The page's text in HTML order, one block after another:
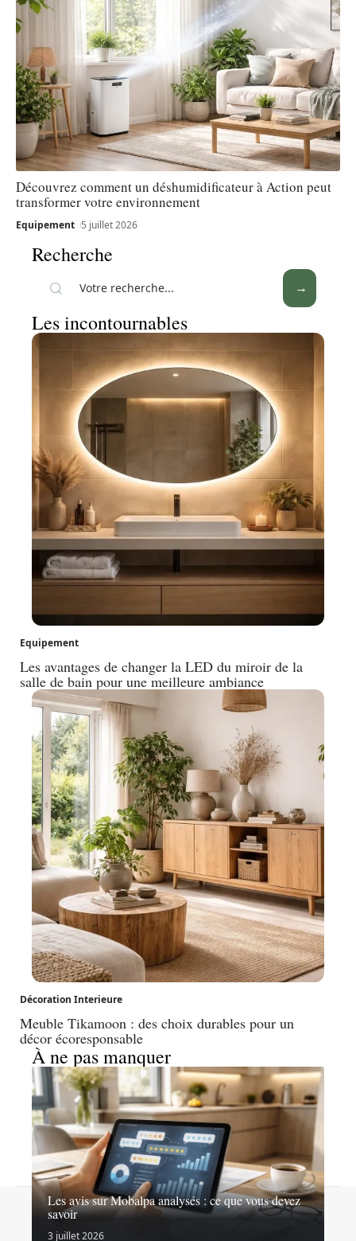
Découvrez comment un déshumidificateur à Action peut
transformer votre environnement
Equipement 5 juillet 2026
Recherche
Les incontournables
Equipement
Les avantages de changer la LED du miroir de la
salle de bain pour une meilleure ambiance
Décoration Interieure
Meuble Tikamoon : des choix durables pour un
décor écoresponsable
À ne pas manquer
Les avis sur Mobalpa analysés : ce que vous devez
savoir
3 juillet 2026
Contact Mentions légales Sitemap